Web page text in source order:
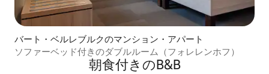
バート・ベルレブルクのマンション・アパート
ソファーベッド付きのダブルルーム（フォレレンホフ）
朝食付きのB&B